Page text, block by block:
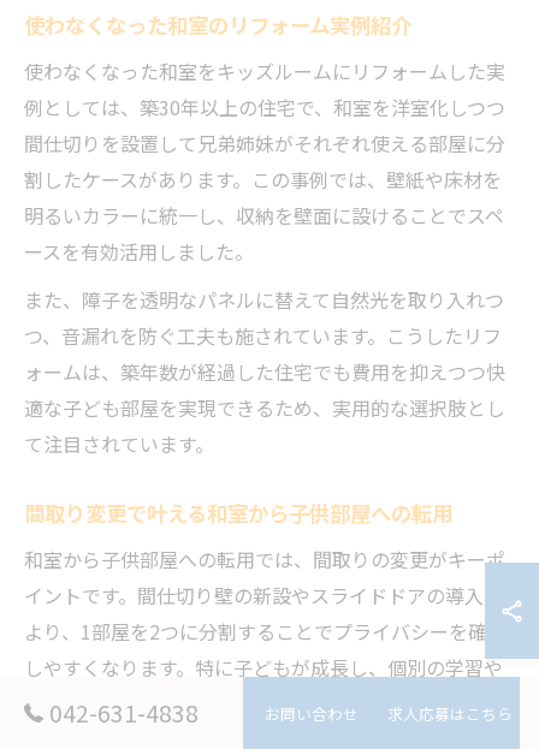
使わなくなった和室のリフォーム実例紹介
使わなくなった和室をキッズルームにリフォームした実
例としては、築30年以上の住宅で、和室を洋室化しつつ
間仕切りを設置して兄弟姉妹がそれぞれ使える部屋に分
割したケースがあります。この事例では、壁紙や床材を
明るいカラーに統一し、収納を壁面に設けることでスペ
ースを有効活用しました。
また、障子を透明なパネルに替えて自然光を取り入れつ
つ、音漏れを防ぐ工夫も施されています。こうしたリフ
ォームは、築年数が経過した住宅でも費用を抑えつつ快
適な子ども部屋を実現できるため、実用的な選択肢とし
て注目されています。
間取り変更で叶える和室から子供部屋への転用
和室から子供部屋への転用では、間取りの変更がキーポ
イントです。間仕切り壁の新設やスライドドアの導入に
より、1部屋を2つに分割することでプライバシーを確保
しやすくなります。特に子どもが成長し、個別の学習や
プライベート空間を求める場合に効果的です。
042-631-4838 お問い合わせ 求人応募はこちら